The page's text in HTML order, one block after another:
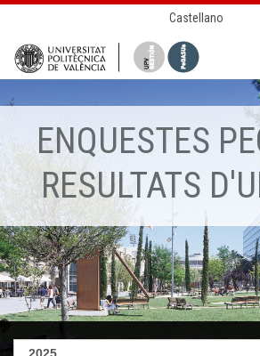
Castellano
ENQUESTES
RESULTATS